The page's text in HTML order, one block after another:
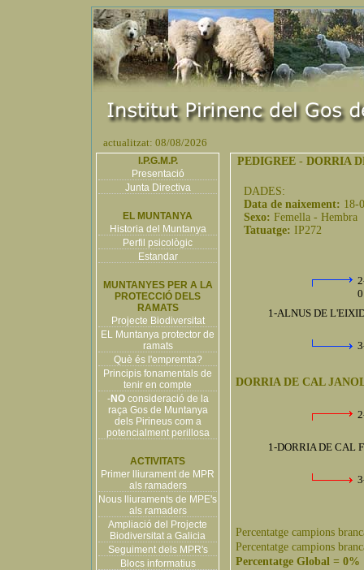
actualitzat: 08/08/2026
I.P.G.M.P.
Presentació
Junta Directiva
EL MUNTANYA
Historia del Muntanya
Perfil psicològic
Estandar
MUNTANYES PER A LA
PROTECCIÓ DELS
RAMATS
Projecte Biodiversitat
EL Muntanya protector de
ramats
Què és l'empremta?
Principis fonamentals de
tenir en compte
-NOconsideració de la
raça Gos de Muntanya
dels Pirineus com a
potencialment perillosa
ACTIVITATS
Primer lliurament de MPR
als ramaders
Nous lliuraments de MPE's
als ramaders
Ampliació del Projecte
Biodiversitat a Galicia
Seguiment dels MPR's
Blocs informatius
PEDIGREE - DORRIA
DADES:
Data de naixement: 18-
Sexo: Femella - Hembra
Tatuatge: IP272
1-ALNUS DE
DORRIA DE CAL
1-DORRIA DE CAL
Percentatge campions
Percentatge campions
Percentatge Global = 0%